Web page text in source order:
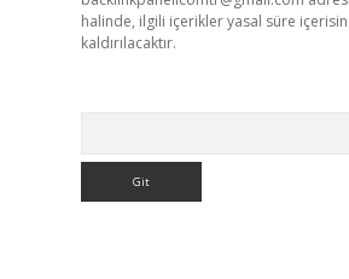
halinde, ilgili içerikler yasal süre
kaldırılacaktır.